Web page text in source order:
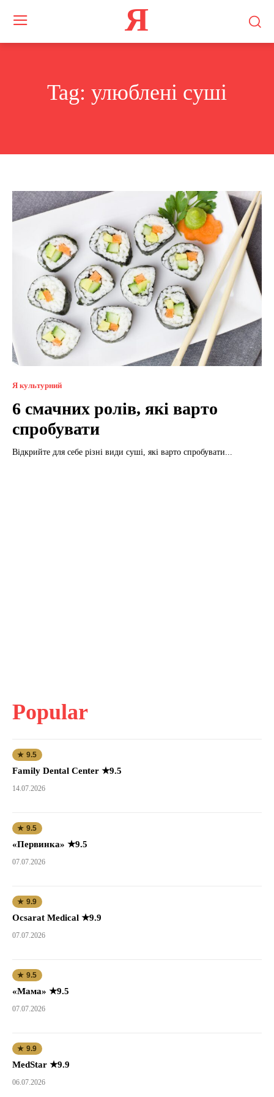
Я
Tag: улюблені суші
Я культурний
6 смачних ролів, які варто
спробувати
Відкрийте для себе різні види суші, які варто спробувати...
Popular
★ 9.5
Family Dental Center ★9.5
14.07.2026
★ 9.5
«Первинка» ★9.5
07.07.2026
★ 9.9
Ocsarat Medical ★9.9
07.07.2026
★ 9.5
«Мама» ★9.5
07.07.2026
★ 9.9
MedStar ★9.9
06.07.2026